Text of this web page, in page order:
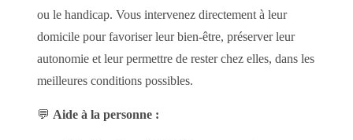
ou le handicap. Vous intervenez directement à leur
domicile pour favoriser leur bien-être, préserver leur
autonomie et leur permettre de rester chez elles, dans les
meilleures conditions possibles.
💬 Aide à la personne :